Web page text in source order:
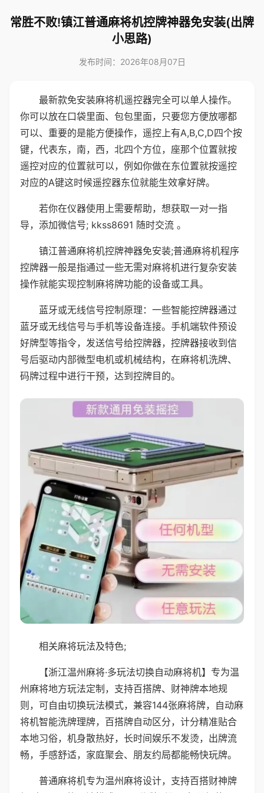
常胜不败!镇江普通麻将机控牌神器免安装(出牌
小思路)
发布时间：2026年08月07日
最新款免安装麻将机遥控器完全可以单人操作。
你可以放在口袋里面、包包里面，只要您方便放哪都
可以、重要的是能方便操作，遥控上有A,B,C,D四个按
键，代表东，南，西，北四个方位，座那个位置就按
遥控对应的位置就可以，例如你做在东位置就按遥控
对应的A键这时候遥控器东位就能生效拿好牌。
若你在仪器使用上需要帮助，想获取一对一指
导，添加微信号; kkss8691 随时交流 。
镇江普通麻将机控牌神器免安装;普通麻将机程序
控牌器一般是指通过一些无需对麻将机进行复杂安装
操作就能实现控制麻将牌功能的设备或工具。
蓝牙或无线信号控制原理：一些智能控牌器通过
蓝牙或无线信号与手机等设备连接。手机端软件预设
好牌型等指令，发送信号给控牌器，控牌器接收到信
号后驱动内部微型电机或机械结构，在麻将机洗牌、
码牌过程中进行干预，达到控牌目的。
相关麻将玩法及特色;
【浙江温州麻将·多玩法切换自动麻将机】专为温
州麻将地方玩法定制，支持百搭牌、财神牌本地规
则，可自由切换玩法模式，兼容144张麻将牌，自动麻
将机智能洗牌理牌，百搭牌自动区分，计分精准贴合
本地习俗，机身散热好，长时间娱乐不发烫，出牌流
畅，手感舒适，家庭聚会、朋友约局都能畅快玩牌。
普通麻将机专为温州麻将设计，支持百搭财神牌